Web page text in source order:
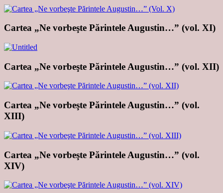
Cartea „Ne vorbeşte Părintele Augustin…” (vol. XI)
Cartea „Ne vorbeşte Părintele Augustin…” (vol. XII)
Cartea „Ne vorbeşte Părintele Augustin…” (vol.
XIII)
Cartea „Ne vorbeşte Părintele Augustin…” (vol.
XIV)